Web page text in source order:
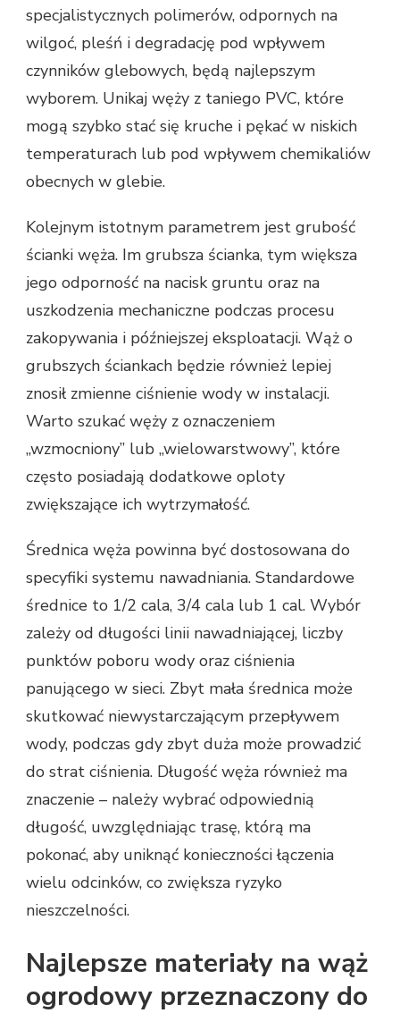
specjalistycznych polimerów, odpornych na
wilgoć, pleśń i degradację pod wpływem
czynników glebowych, będą najlepszym
wyborem. Unikaj węży z taniego PVC, które
mogą szybko stać się kruche i pękać w niskich
temperaturach lub pod wpływem chemikaliów
obecnych w glebie.
Kolejnym istotnym parametrem jest grubość
ścianki węża. Im grubsza ścianka, tym większa
jego odporność na nacisk gruntu oraz na
uszkodzenia mechaniczne podczas procesu
zakopywania i późniejszej eksploatacji. Wąż o
grubszych ściankach będzie również lepiej
znosił zmienne ciśnienie wody w instalacji.
Warto szukać węży z oznaczeniem
„wzmocniony” lub „wielowarstwowy”, które
często posiadają dodatkowe oploty
zwiększające ich wytrzymałość.
Średnica węża powinna być dostosowana do
specyfiki systemu nawadniania. Standardowe
średnice to 1/2 cala, 3/4 cala lub 1 cal. Wybór
zależy od długości linii nawadniającej, liczby
punktów poboru wody oraz ciśnienia
panującego w sieci. Zbyt mała średnica może
skutkować niewystarczającym przepływem
wody, podczas gdy zbyt duża może prowadzić
do strat ciśnienia. Długość węża również ma
znaczenie – należy wybrać odpowiednią
długość, uwzględniając trasę, którą ma
pokonać, aby uniknąć konieczności łączenia
wielu odcinków, co zwiększa ryzyko
nieszczelności.
Najlepsze materiały na wąż
ogrodowy przeznaczony do